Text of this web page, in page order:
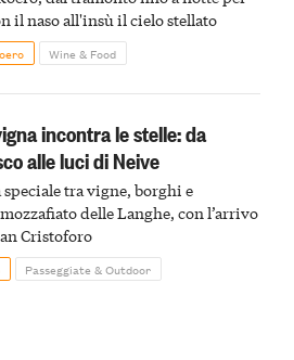
il naso all'insù il cielo stellato
Wine & Food
incontra le stelle: da
alle luci di Neive
speciale tra vigne, borghi e
delle Langhe, con l’arrivo
Cristoforo
Passeggiate & Outdoor